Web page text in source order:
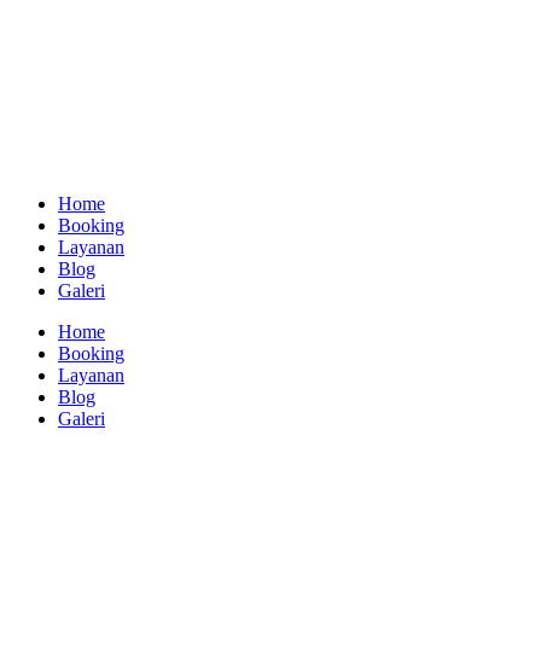
Home
Booking
Layanan
Blog
Galeri
Home
Booking
Layanan
Blog
Galeri